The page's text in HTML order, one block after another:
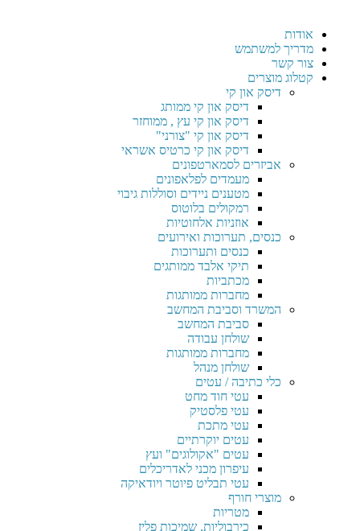
אודות
מדריך למשתמש
צור קשר
קטלוג מוצרים
דיסק און קי
דיסק און קי ממותג
דיסק און קי עץ , ממוחזר
דיסק און קי "צורני"
דיסק און קי כרטיס אשראי
אביזרים לסמארטפונים
מעמדים לפלאפונים
מטענים ניידים וסוללות גיבוי
רמקולים בלוטוס
אוזניות אלחוטיות
כנסים, תערוכות ואירועים
כנסים ותערוכות
תיקי אלבד ממותגים
מכתביות
מחברות ממותגות
המשרד וסביבת המחשב
סביבת המחשב
שולחן עבודה
מחברות ממותגות
שולחן מנהל
כלי כתיבה / עטים
עטי חוד מחט
עטי פלסטיק
עטי מתכת
עטים יוקרתיים
עטים "אקולוגים" ועץ
עיפרון מכני לאדריכלים
עטי תבליט פיוטר ויודאיקה
מוצרי חורף
מטריות
כירבוליות, שמיכות פליז